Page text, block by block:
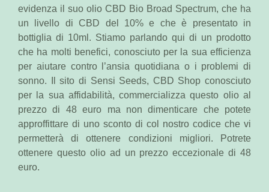
evidenza il suo olio CBD Bio Broad Spectrum, che ha
un livello di CBD del 10% e che è presentato in
bottiglia di 10ml. Stiamo parlando qui di un prodotto
che ha molti benefici, conosciuto per la sua efficienza
per aiutare contro l’ansia quotidiana o i problemi di
sonno. Il sito di Sensi Seeds, CBD Shop conosciuto
per la sua affidabilità, commercializza questo olio al
prezzo di 48 euro ma non dimenticare che potete
approffittare di uno sconto di col nostro codice che vi
permetterà di ottenere condizioni migliori. Potrete
ottenere questo olio ad un prezzo eccezionale di 48
euro.